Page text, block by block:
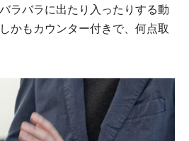
ラバラに出たり入ったりする動
かもカウンター付きで、何点取